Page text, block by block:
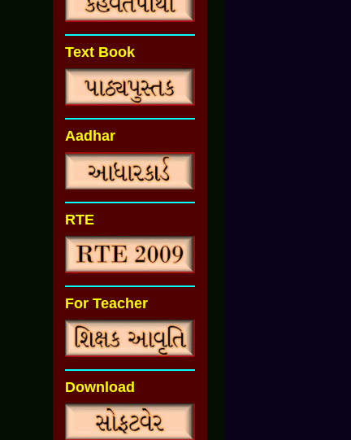
Text Book
Aadhar
RTE
For Teacher
Download